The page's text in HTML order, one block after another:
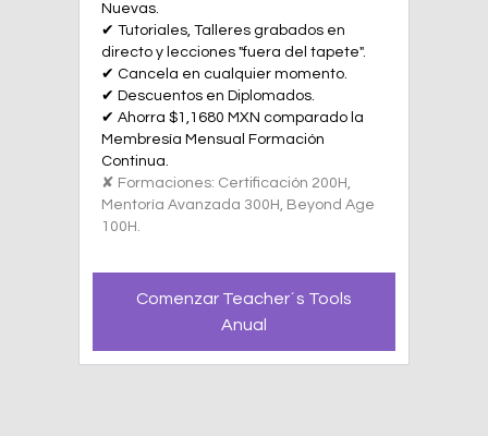
Nuevas.
✔ Tutoriales, Talleres grabados en
directo y lecciones "fuera del tapete".
✔ Cancela en cualquier momento.
✔ Descuentos en Diplomados.
✔ Ahorra $1,1680 MXN comparado la
Membresía Mensual Formación
Continua.
✘ Formaciones: Certificación 200H,
Mentoría Avanzada 300H, Beyond Age
100H.
Comenzar Teacher´s Tools
Anual